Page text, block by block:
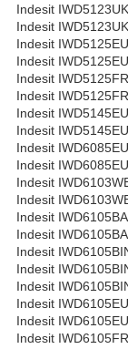
Indesit IWD5123UK
Indesit
Indesit IWD5125EU
Indesit
Indesit IWD5125FR
Indesit
Indesit IWD5145EU
Indesit
Indesit IWD6085EU
Indesit
Indesit
Indesit
Indesit
Indesit
Indesit
Indesit
Indesit
Indesit
Indesit
Indesit IWD6105FR